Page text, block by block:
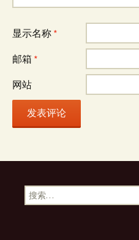
显示名称 *
邮箱 *
网站
搜
索：